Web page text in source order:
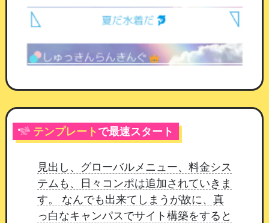
受付開始・受付終了 ：期間を区切れます。空
欄にした側は制限なしになります
公開状態：「停止する」にしている間はマイ
ページに出ません。中身を作り込んでから公
交換履歴が残ります
誰がいつ交換したかを、アイテムごとに確認でき
容も履歴に残ります。アイテム名は交換した時点
の名前を控えているため、あとから名前を変えて
も過去の履歴は変わりません。
テンプレート で最速スタート
見出し、グローバルメニュー、料金シス
テムも、日々コンポは追加されていきま
す。 なんでも出来てしまうが故に、真
っ白なキャンパスでサイト構築をすると